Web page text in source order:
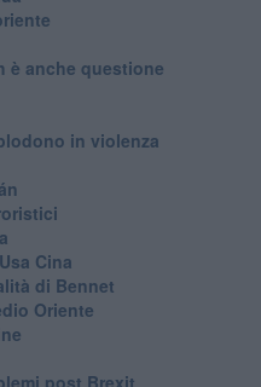
è anche questione
in violenza
Cina
di Bennet
Oriente
post Brexit